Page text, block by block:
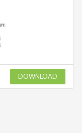
DOWNLOAD